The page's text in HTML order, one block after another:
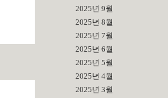
2025년 9월
2025년 8월
2025년 7월
2025년 6월
2025년 5월
2025년 4월
2025년 3월